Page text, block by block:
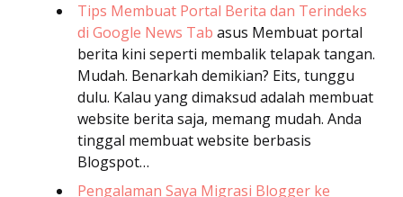
Tips Membuat Portal Berita dan Terindeks
di Google News Tab asus Membuat portal
berita kini seperti membalik telapak tangan.
Mudah. Benarkah demikian? Eits, tunggu
dulu. Kalau yang dimaksud adalah membuat
website berita saja, memang mudah. Anda
tinggal membuat website berbasis
Blogspot…
Pengalaman Saya Migrasi Blogger ke